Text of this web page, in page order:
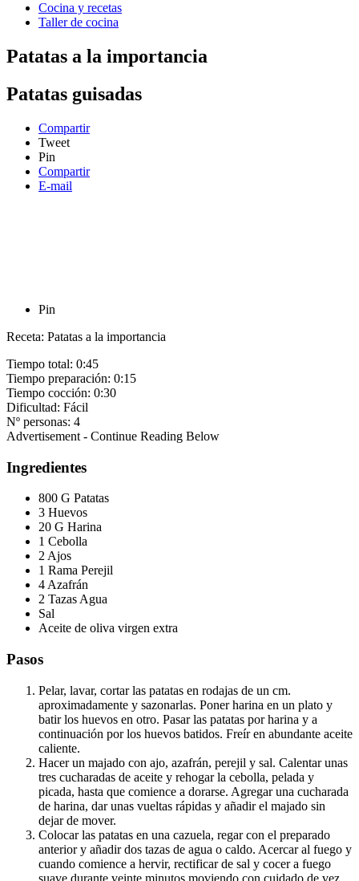
Cocina y recetas
Taller de cocina
Patatas a la importancia
Patatas guisadas
Compartir
Tweet
Pin
Compartir
E-mail
Pin
Receta: Patatas a la importancia
Tiempo total: 0:45
Tiempo preparación: 0:15
Tiempo cocción: 0:30
Dificultad: Fácil
Nº personas: 4
Advertisement - Continue Reading Below
Ingredientes
800 G Patatas
3 Huevos
20 G Harina
1 Cebolla
2 Ajos
1 Rama Perejil
4 Azafrán
2 Tazas Agua
Sal
Aceite de oliva virgen extra
Pasos
Pelar, lavar, cortar las patatas en rodajas de un cm.
aproximadamente y sazonarlas. Poner harina en un plato y
batir los huevos en otro. Pasar las patatas por harina y a
continuación por los huevos batidos. Freír en abundante aceite
caliente.
Hacer un majado con ajo, azafrán, perejil y sal. Calentar unas
tres cucharadas de aceite y rehogar la cebolla, pelada y
picada, hasta que comience a dorarse. Agregar una cucharada
de harina, dar unas vueltas rápidas y añadir el majado sin
dejar de mover.
Colocar las patatas en una cazuela, regar con el preparado
anterior y añadir dos tazas de agua o caldo. Acercar al fuego y
cuando comience a hervir, rectificar de sal y cocer a fuego
suave durante veinte minutos moviendo con cuidado de vez